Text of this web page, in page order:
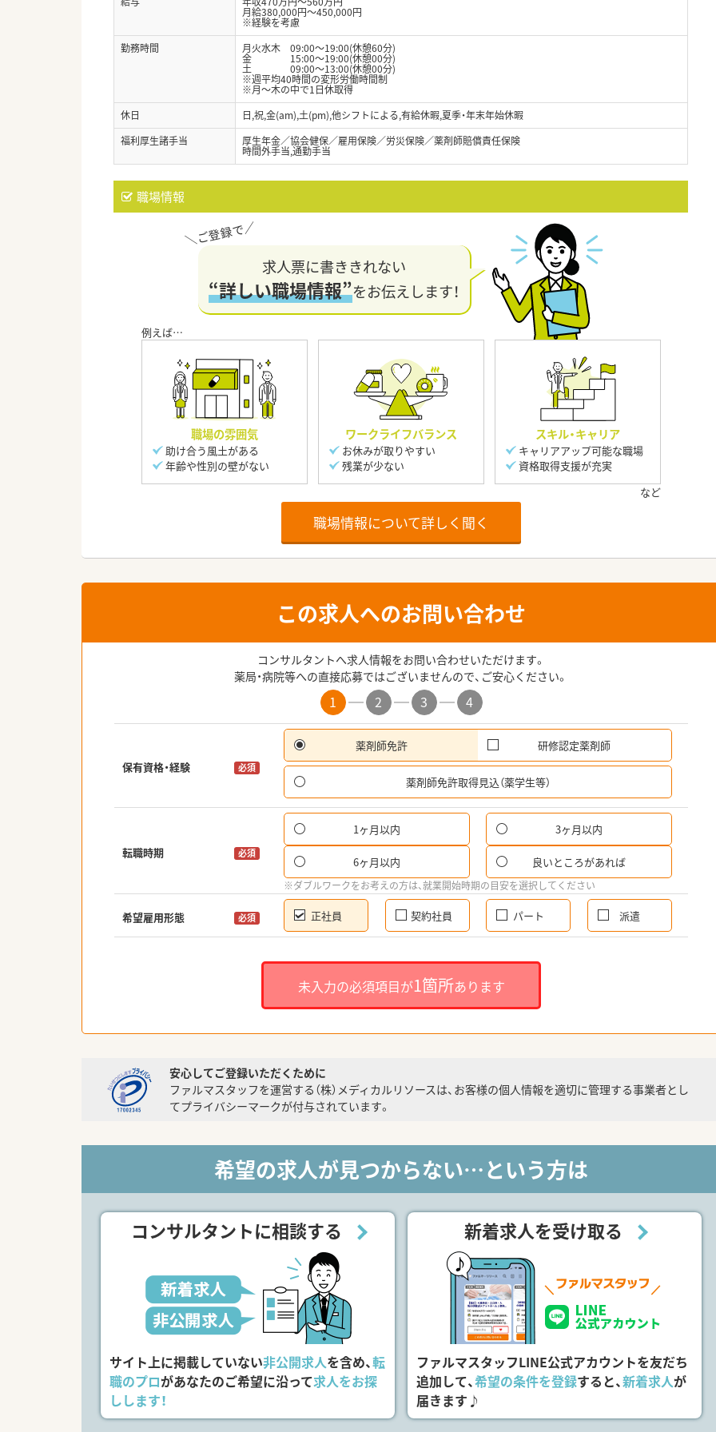
月給380,000円～450,000円
※経験を考慮
勤務時間
月火水木 09:00～19:00(休憩60分)
金 15:00～19:00(休憩00分)
土 09:00～13:00(休憩00分)
※週平均40時間の変形労働時間制
※月～木の中で1日休取得
休日
日,祝,金(am),土(pm),他シフトによる,有給休暇,夏季・年末年始休暇
福利厚生諸手当
厚生年金／協会健保／雇用保険／労災保険／薬剤師賠償責任保険
時間外手当,通勤手当
職場情報
求人票に書ききれない
“詳しい職場情報”をお伝えします！
職場の雰囲気
助け合う風土がある
年齢や性別の壁がない
ワークライフバランス
お休みが取りやすい
残業が少ない
スキル・キャリア
キャリアアップ可能な職場
資格取得支援が充実
職場情報について詳しく聞く
この求人へのお問い合わせ
コンサルタントへ求人情報をお問い合わせいただけます。
薬局・病院等への直接応募ではございませんので、ご安心ください。
1 2 3 4
保有資格・経験 必須
薬剤師免許 研修認定薬剤師
薬剤師免許取得見込（薬学生等）
転職時期 必須
1ヶ月以内 3ヶ月以内
6ヶ月以内 良いところがあれば
※ダブルワークをお考えの方は、就業開始時期の目安を選択してください
希望雇用形態 必須 正社員 契約社員 パート 派遣
未入力の必須項目が1箇所あります
安心してご登録いただくために
ファルマスタッフを運営する（株）メディカルリソースは、お客様の個人情報を適切に管理する事業者とし
てプライバシーマークが付与されています。
希望の求人が見つからない…という方は
コンサルタントに相談する
サイト上に掲載していない非公開求人を含め、転
職のプロがあなたのご希望に沿って求人をお探
しします！
新着求人を受け取る
ファルマスタッフLINE公式アカウントを友だち
追加して、希望の条件を登録すると、新着求人が
届きます♪